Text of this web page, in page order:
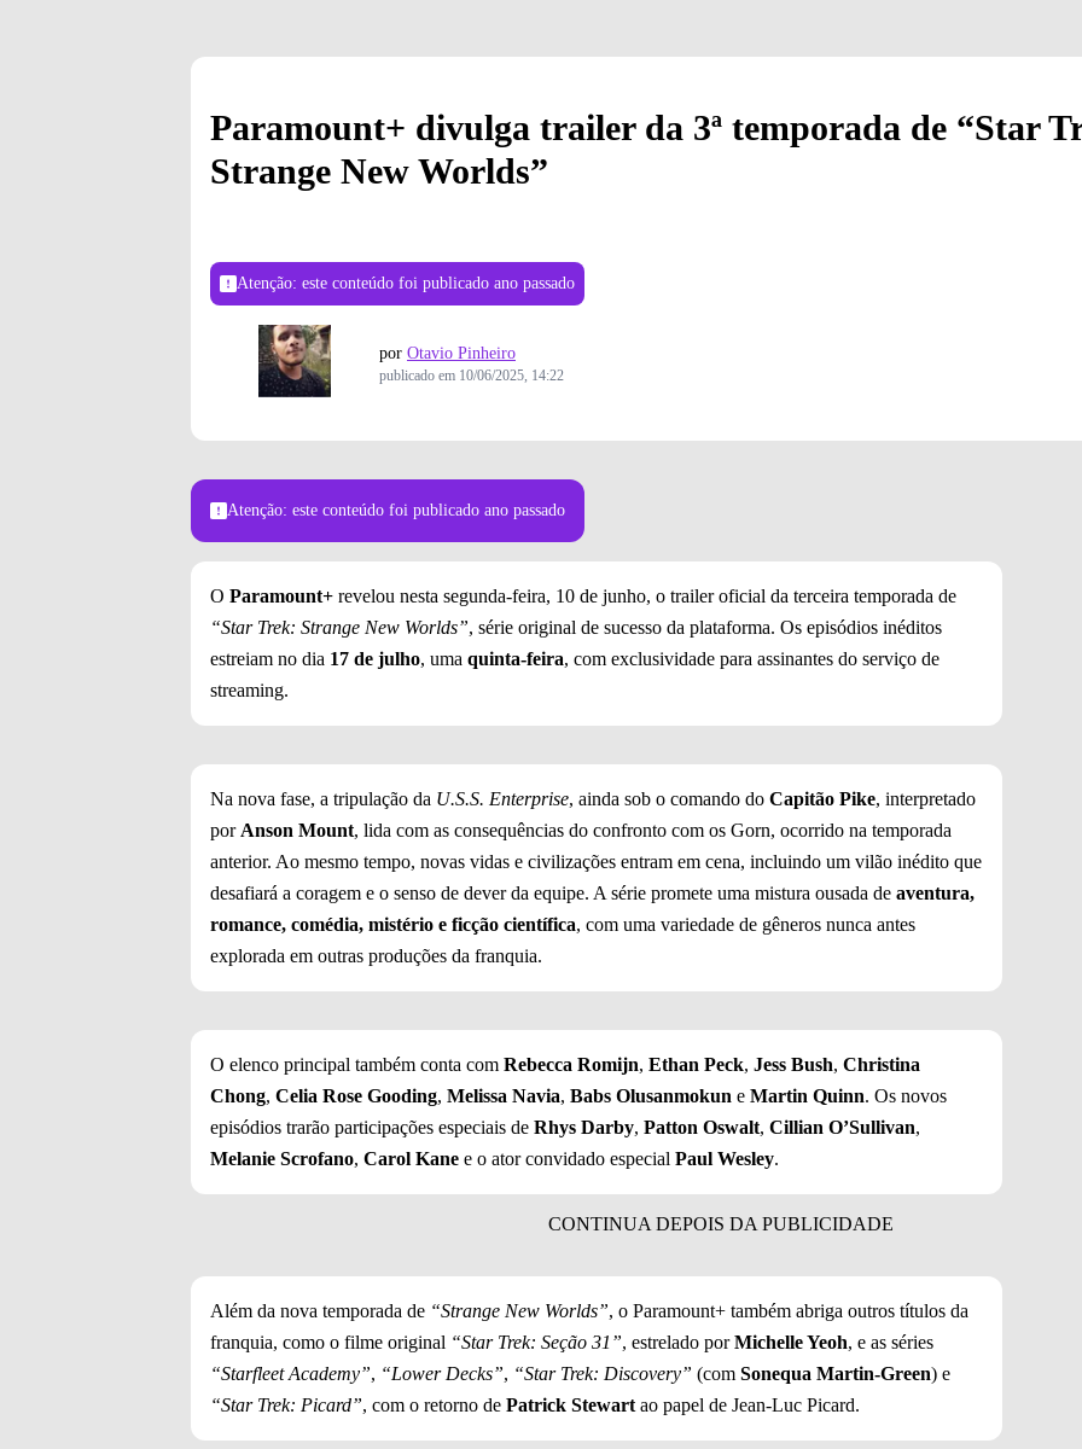
Paramount+ divulga trailer da 3ª temporada de “Star
Strange New Worlds”
Atenção: este conteúdo foi publicado ano passado
por Otavio Pinheiro
publicado em 10/06/2025, 14:22
STAR TREK STRANGE NEW WORLDS - Crédito: Paramount+
Atenção: este conteúdo foi publicado ano passado
O Paramount+ revelou nesta segunda-feira, 10 de junho, o trailer oficial da terceira temporada de
“Star Trek: Strange New Worlds”, série original de sucesso da plataforma. Os episódios inéditos
estreiam no dia 17 de julho, uma quinta-feira, com exclusividade para assinantes do serviço de
streaming.
Na nova fase, a tripulação da U.S.S. Enterprise, ainda sob o comando do Capitão Pike, interpretado
por Anson Mount, lida com as consequências do confronto com os Gorn, ocorrido na temporada
anterior. Ao mesmo tempo, novas vidas e civilizações entram em cena, incluindo um vilão inédito que
desafiará a coragem e o senso de dever da equipe. A série promete uma mistura ousada de aventura,
romance, comédia, mistério e ficção científica, com uma variedade de gêneros nunca antes
explorada em outras produções da franquia.
O elenco principal também conta com Rebecca Romijn, Ethan Peck, Jess Bush, Christina
Chong, Celia Rose Gooding, Melissa Navia, Babs Olusanmokun e Martin Quinn. Os novos
episódios trarão participações especiais de Rhys Darby, Patton Oswalt, Cillian O’Sullivan,
Melanie Scrofano, Carol Kane e o ator convidado especial Paul Wesley.
Além da nova temporada de “Strange New Worlds”, o Paramount+ também abriga outros títulos da
franquia, como o filme original “Star Trek: Seção 31”, estrelado porMichelle Yeoh, e as séries
“Starfleet Academy”, “Lower Decks”, “Star Trek: Discovery” (com Sonequa Martin-Green) e
“Star Trek: Picard”, com o retorno de Patrick Stewart ao papel de Jean-Luc Picard.